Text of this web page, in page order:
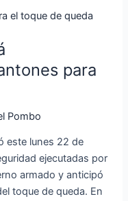
para
Pombo
este lunes 22 de
ejecutadas por
armado y anticipó
toque de queda. En